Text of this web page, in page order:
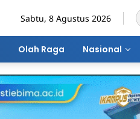
Sabtu, 8 Agustus 2026
Olah Raga Nasional